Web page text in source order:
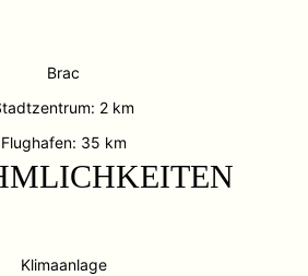
Brac
2 km
Flughafen: 35 km
Klimaanlage